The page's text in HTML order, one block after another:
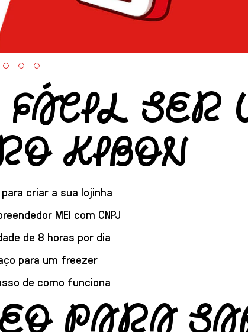
SER
KIBON
criar a sua lojinha
MEI com CNPJ
de 8 horas por dia
para um freezer
de como funciona